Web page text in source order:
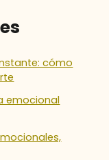
cómo
emocional